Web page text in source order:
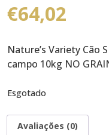
€64,02
Nature’s Variety Cão
campo 10kg NO
Esgotado
Avaliações (0)